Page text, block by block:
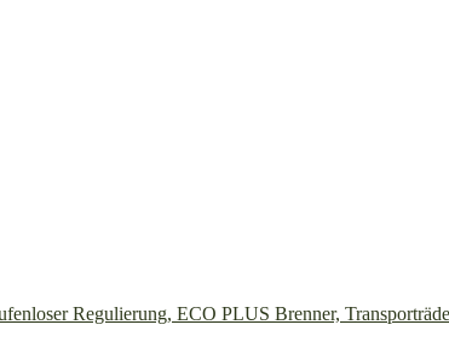
Regulierung, ECO PLUS Brenner,